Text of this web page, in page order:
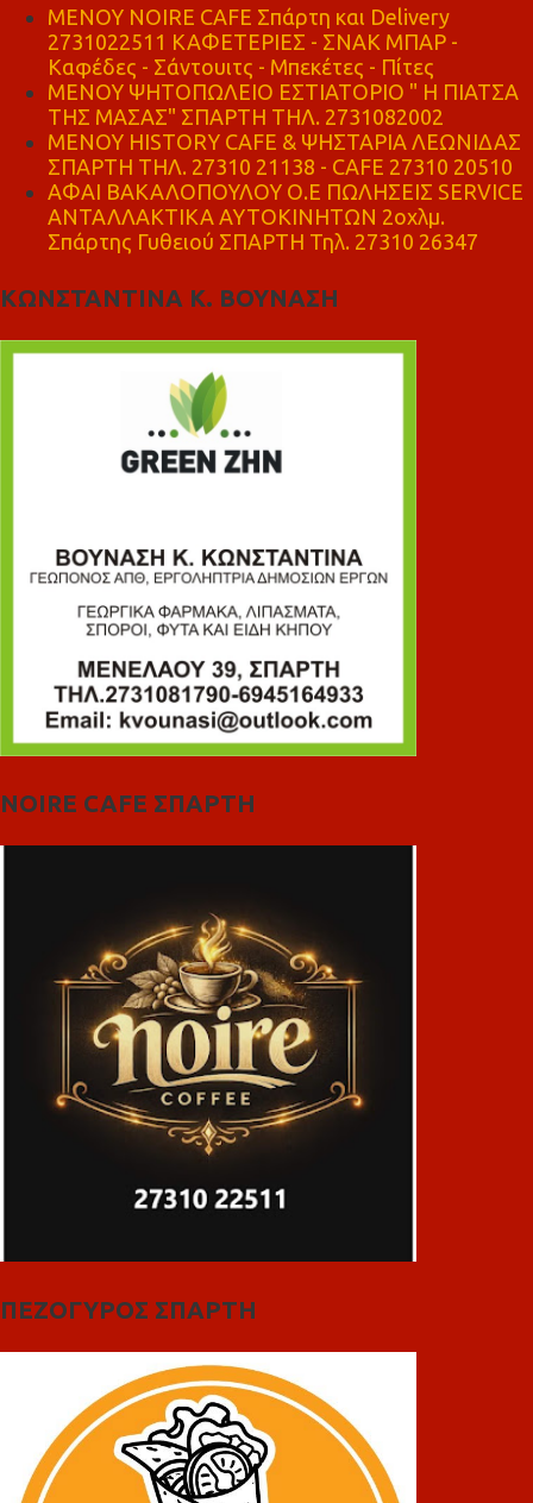
MENOY NOIRE CAFE Σπάρτη και Delivery
2731022511 ΚΑΦΕΤΕΡΙΕΣ - ΣΝΑΚ ΜΠΑΡ -
Καφέδες - Σάντουιτς - Μπεκέτες - Πίτες
ΜΕΝΟΥ ΨΗΤΟΠΩΛΕΙΟ ΕΣΤΙΑΤΟΡΙΟ " Η ΠΙΑΤΣΑ
ΤΗΣ ΜΑΣΑΣ" ΣΠΑΡΤΗ ΤΗΛ. 2731082002
ΜΕΝΟΥ HISTORY CAFE & ΨΗΣΤΑΡΙΑ ΛΕΩΝΙΔΑΣ
ΣΠΑΡΤΗ ΤΗΛ. 27310 21138 - CAFE 27310 20510
ΑΦΑΙ ΒΑΚΑΛΟΠΟΥΛΟΥ Ο.Ε ΠΩΛΗΣΕΙΣ SERVICE
ΑΝΤΑΛΛΑΚΤΙΚΑ ΑΥΤΟΚΙΝΗΤΩΝ 2οχλμ.
Σπάρτης Γυθειού ΣΠΑΡΤΗ Τηλ. 27310 26347
ΚΩΝΣΤΑΝΤΙΝΑ Κ. ΒΟΥΝΑΣΗ
NOIRE CAFE ΣΠΑΡΤΗ
ΠΕΖΟΓΥΡΟΣ ΣΠΑΡΤΗ